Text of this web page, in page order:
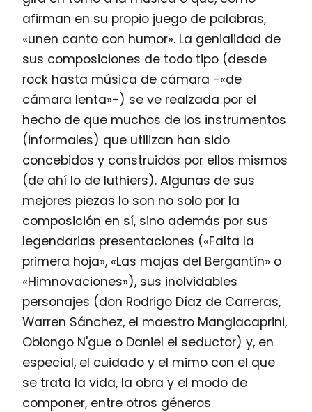
afirman en su propio juego de palabras,
«unen canto con humor». La genialidad de
sus composiciones de todo tipo (desde
rock hasta música de cámara -«de
cámara lenta»-) se ve realzada por el
hecho de que muchos de los instrumentos
(informales) que utilizan han sido
concebidos y construidos por ellos mismos
(de ahí lo de luthiers). Algunas de sus
mejores piezas lo son no solo por la
composición en sí, sino además por sus
legendarias presentaciones («Falta la
primera hoja», «Las majas del Bergantín» o
«Himnovaciones»), sus inolvidables
personajes (don Rodrigo Díaz de Carreras,
Warren Sánchez, el maestro Mangiacaprini,
Oblongo N'gue o Daniel el seductor) y, en
especial, el cuidado y el mimo con el que
se trata la vida, la obra y el modo de
componer, entre otros géneros